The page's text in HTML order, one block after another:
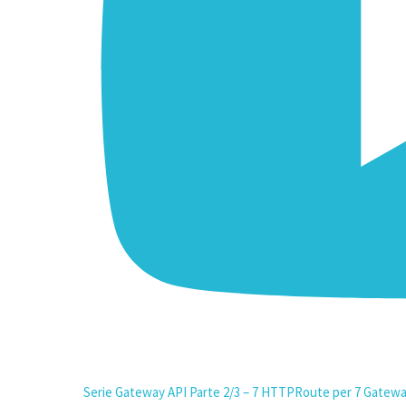
Serie Gateway API Parte 2/3 – 7 HTTPRoute per 7